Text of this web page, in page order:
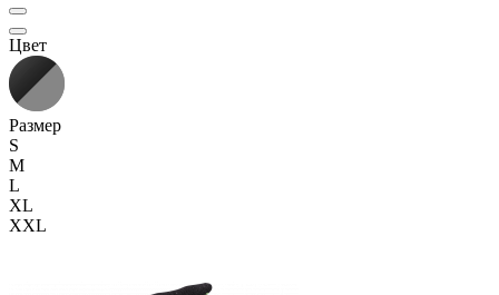
Цвет
Размер
S
M
L
XL
XXL